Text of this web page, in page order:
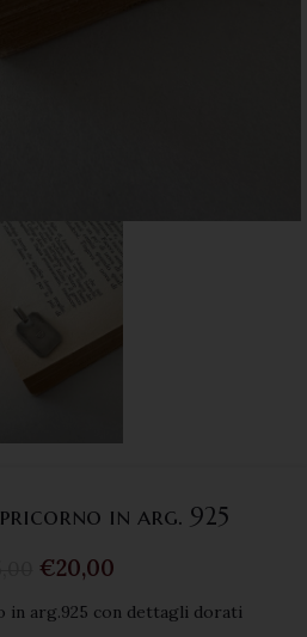
in arg. 925
€20,00
in arg.925 con dettagli dorati